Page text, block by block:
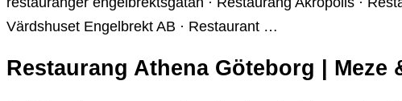
Värdshuset Engelbrekt AB · Restaurant …
Restaurang Athena Göteborg | Meze